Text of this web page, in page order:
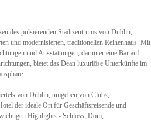
des pulsierenden Stadtzentrums von Dublin,
und modernisierten, traditionellen Reihenhaus. Mit
und Ausstattungen, darunter eine Bar auf
bietet das Dean luxuriöse Unterkünfte im
von Dublin, umgeben von Clubs,
der ideale Ort für Geschäftsreisende und
Highlights - Schloss, Dom,